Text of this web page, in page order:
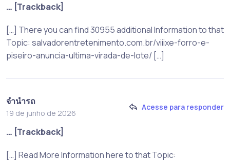
… [Trackback]
[…] There you can find 30955 additional Information to that
Topic: salvadorentretenimento.com.br/viiixe-forro-e-
piseiro-anuncia-ultima-virada-de-lote/ […]
จำนำรถ
19 de junho de 2026
Acesse para responder
… [Trackback]
[…] Read More Information here to that Topic: